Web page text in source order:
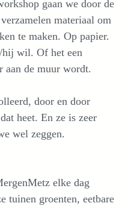
gaan we door de
materiaal om
te maken. Op papier.
hij wil. Of het een
aan de muur wordt.
door en door
heet. En ze is zeer
wel zeggen.
elke dag
tuinen groenten, eetbare